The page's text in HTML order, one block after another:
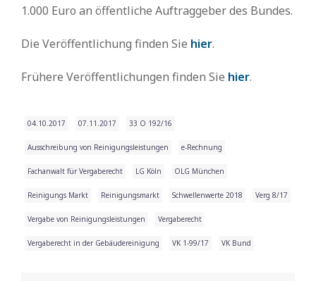
1.000 Euro an öffentliche Auftraggeber des Bundes.
Die Veröffentlichung finden Sie hier.
Frühere Veröffentlichungen finden Sie hier.
04.10.2017 07.11.2017 33 O 192/16
Ausschreibung von Reinigungsleistungen e-Rechnung
Fachanwalt für Vergaberecht LG Köln OLG München
Reinigungs Markt Reinigungsmarkt Schwellenwerte 2018 Verg 8/17
Vergabe von Reinigungsleistungen Vergaberecht
Vergaberecht in der Gebäudereinigung VK 1-99/17 VK Bund